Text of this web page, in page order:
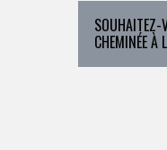
SOUHAITEZ-
CHEMINÉE